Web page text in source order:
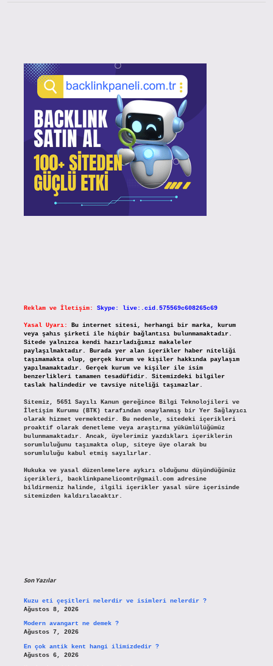
Reklam ve İletişim: Skype: live:.cid.575569c608265c69
Yasal Uyarı:
Bu internet sitesi, herhangi bir marka, kurum
veya şahıs şirketi ile hiçbir bağlantısı bulunmamaktadır.
Sitede yalnızca kendi hazırladığımız makaleler
paylaşılmaktadır. Burada yer alan içerikler haber niteliği
taşımamakta olup, gerçek kurum ve kişiler hakkında paylaşım
yapılmamaktadır. Gerçek kurum ve kişiler ile isim
benzerlikleri tamamen tesadüfidir. Sitemizdeki bilgiler
taslak halindedir ve tavsiye niteliği taşımazlar.
Sitemiz, 5651 Sayılı Kanun gereğince Bilgi Teknolojileri ve
İletişim Kurumu (BTK) tarafından onaylanmış bir Yer Sağlayıcı
olarak hizmet vermektedir. Bu nedenle, sitedeki içerikleri
proaktif olarak denetleme veya araştırma yükümlülüğümüz
bulunmamaktadır. Ancak, üyelerimiz yazdıkları içeriklerin
sorumluluğunu taşımakta olup, siteye üye olarak bu
sorumluluğu kabul etmiş sayılırlar.
Hukuka ve yasal düzenlemelere aykırı olduğunu düşündüğünüz
içerikleri,
backlinkpanelicomtr@gmail.comadresine
bildirmeniz halinde, ilgili içerikler yasal süre içerisinde
sitemizden kaldırılacaktır.
Son Yazılar
Kuzu eti çeşitleri nelerdir ve isimleri nelerdir ?
Ağustos 8, 2026
Modern avangart ne demek ?
Ağustos 7, 2026
En çok antik kent hangi ilimizdedir ?
Ağustos 6, 2026